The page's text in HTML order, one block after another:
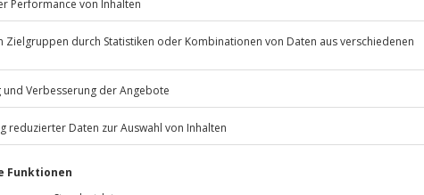
nur mit Einverständniserklärung
das Erlebnis verschoben (die
Jochen SchweizerGmbH
Mühldorfstraße 8
außer an bundesweiten